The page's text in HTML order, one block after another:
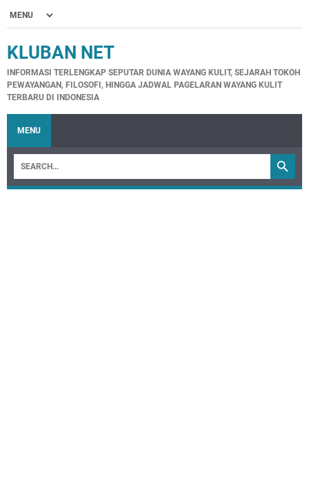
KLUBAN NET
INFORMASI TERLENGKAP SEPUTAR DUNIA WAYANG KULIT, SEJARAH TOKOH
PEWAYANGAN, FILOSOFI, HINGGA JADWAL PAGELARAN WAYANG KULIT
TERBARU DI INDONESIA
MENU